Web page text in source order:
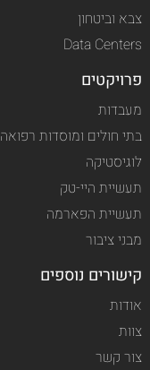
צבא וביטחון
Data Centers
פרויקטים
מעבדות
בתי חולים ומוסדות רפואה
לוגיסטיקה
תעשיית היי-טק
תעשיית הפארמה
מבני ציבור
קישורים נוספים
אודות
צוות
צור קשר